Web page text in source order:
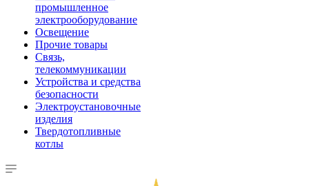
промышленное
электрооборудование
Освещение
Прочие товары
Связь,
телекоммуникации
Устройства и средства
безопасности
Электроустановочные
изделия
Твердотопливные
котлы